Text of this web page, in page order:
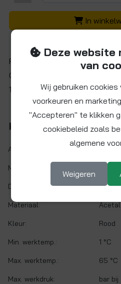
In
Rode vergrendelclip met
Guest insteekfitting 3/8"
1,8mm.
Kenmerken
Artikelnr.:
Maat:
Demontabel: Ja
Materiaal:
Kleur: Rood
Min. werktemp.: 1 °C
Max. werktemp.: 65 °C
Max. werkdruk: bar bij
Deze website
van
Wij gebruiken
voorkeuren en
"Accepteren" te klikken
cookiebeleid zoals
algemene
Weigeren